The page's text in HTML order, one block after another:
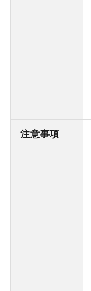
注意事項